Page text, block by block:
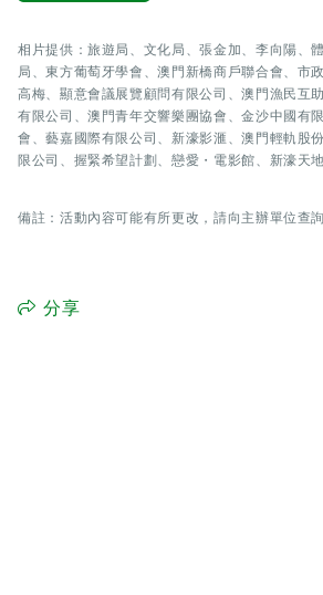
相片提供：旅遊局、文化局、張金加、李向陽、
局、東方葡萄牙學會、澳門新橋商戶聯合會、市
高梅、顯意會議展覽顧問有限公司、澳門漁民互
有限公司、澳門青年交響樂團協會、金沙中國有
會、藝嘉國際有限公司、新濠影滙、澳門輕軌股
限公司、握緊希望計劃、戀愛・電影館、新濠天地
備註：活動內容可能有所更改，請向主辦單位查詢
分享